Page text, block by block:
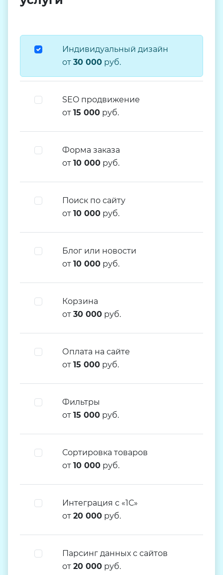
Индивидуальный дизайн
от 30 000руб.
SEO продвижение
от 15 000руб.
Форма заказа
от 10 000руб.
Поиск по сайту
от 10 000руб.
Блог или новости
от 10 000руб.
Корзина
от 30 000руб.
Оплата на сайте
от 15 000руб.
Фильтры
от 15 000руб.
Сортировка товаров
от 10 000руб.
Интеграция с «1С»
от 20 000руб.
Парсинг данных с сайтов
от 20 000руб.